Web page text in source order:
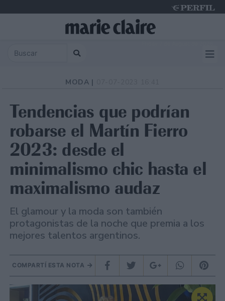
MODA |
Tendencias que podrían
robarse el Martín Fierro
2023: desde el
minimalismo chic hasta el
maximalismo audaz
El glamour y la moda son también
protagonistas de la noche que premia a los
mejores talentos argentinos.
COMPARTÍ ESTA NOTA